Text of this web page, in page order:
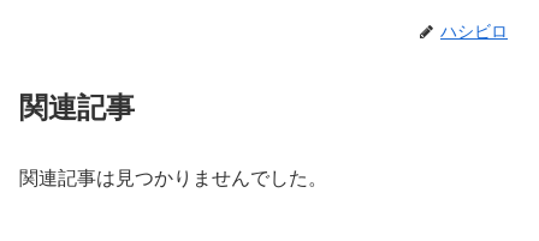
ハシビロ
関連記事
関連記事は見つかりませんでした。